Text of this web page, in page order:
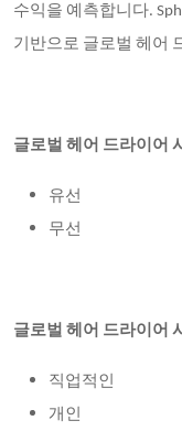
수익을 예측합니다.
기반으로 글로벌 헤어
글로벌 헤어 드라이어
유선
무선
글로벌 헤어 드라이어
직업적인
개인